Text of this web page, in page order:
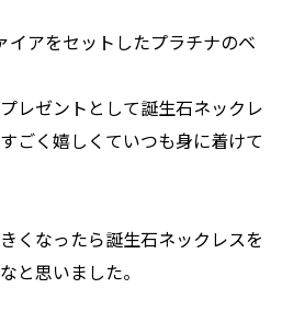
イアをセットしたプラチナのベ
レゼントとして誕生石ネックレ
ごく嬉しくていつも身に着けて
くなったら誕生石ネックレスを
と思いました。